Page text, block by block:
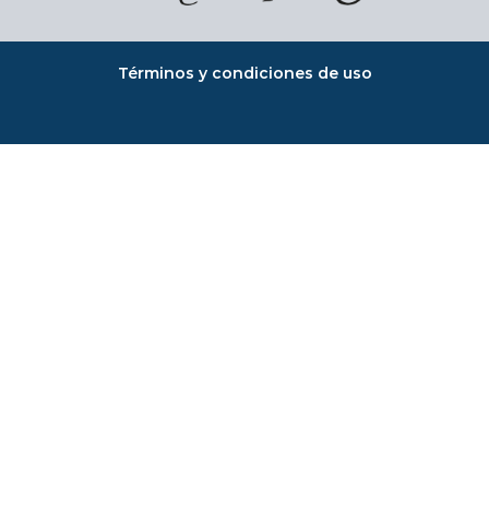
Términos y condiciones de uso